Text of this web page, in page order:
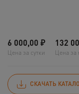
6 000,00 ₽
Цена за сутки
132
Цена за
СКАЧАТЬ